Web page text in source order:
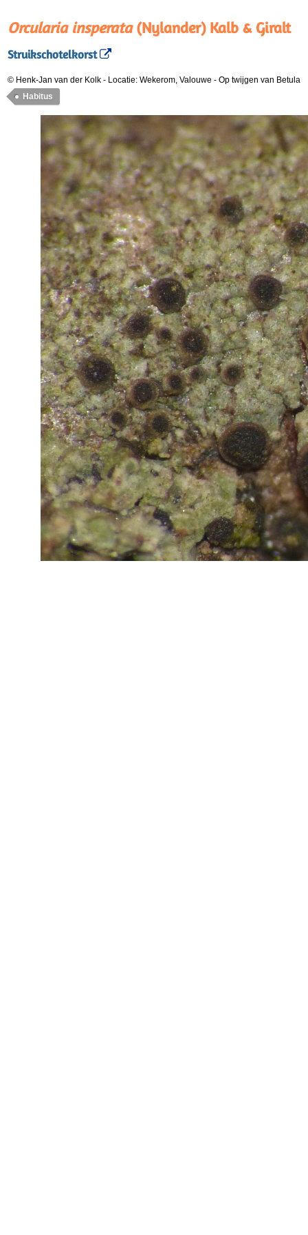
Orcularia insperata(Nylander) Kalb & Giralt
Struikschotelkorst
© Henk-Jan van der Kolk - Locatie: Wekerom, Valouwe - Op twijgen van Betula
Habitus